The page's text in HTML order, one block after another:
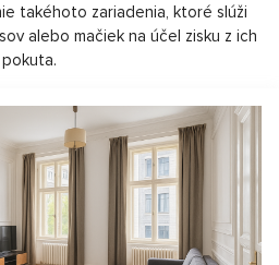
takéhoto zariadenia, ktoré slúži
alebo mačiek na účel zisku z ich